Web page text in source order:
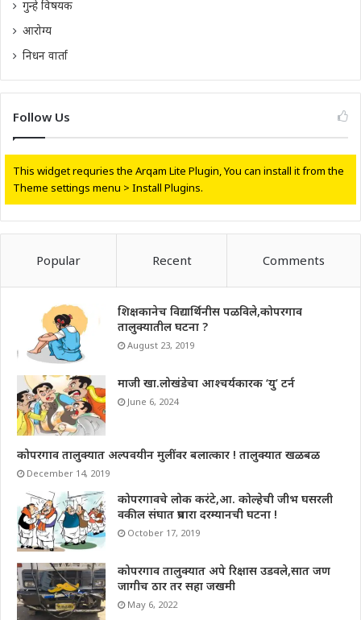
गुन्हे विषयक
आरोग्य
निधन वार्ता
Follow Us
This widget requries the Arqam Lite Plugin, You can install it from the
Theme settings menu > Install Plugins.
Popular Recent Comments
शिक्षकानेच विद्यार्थिनीस पळविले,कोपरगाव
तालुक्यातील घटना ?
August 23, 2019
माजी खा.लोखंडेचा आश्चर्यकारक ‘यु’ टर्न
June 6, 2024
कोपरगाव तालुक्यात अल्पवयीन मुलींवर बलात्कार ! तालुक्यात खळबळ
December 14, 2019
कोपरगावचे लोक करंटे,आ. कोल्हेची जीभ घसरली
वकील संघात प्रचारा दरम्यानची घटना !
October 17, 2019
कोपरगाव तालुक्यात अपे रिक्षास उडवले,सात जण
जागीच ठार तर सहा जखमी
May 6, 2022